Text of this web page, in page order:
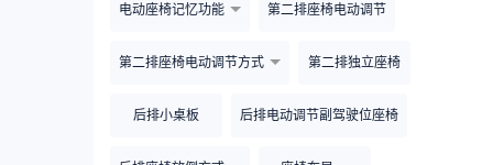
电动座椅记忆功能 第二排座椅电动调节
第二排座椅电动调节方式 第二排独立座椅
后排小桌板 后排电动调节副驾驶位座椅